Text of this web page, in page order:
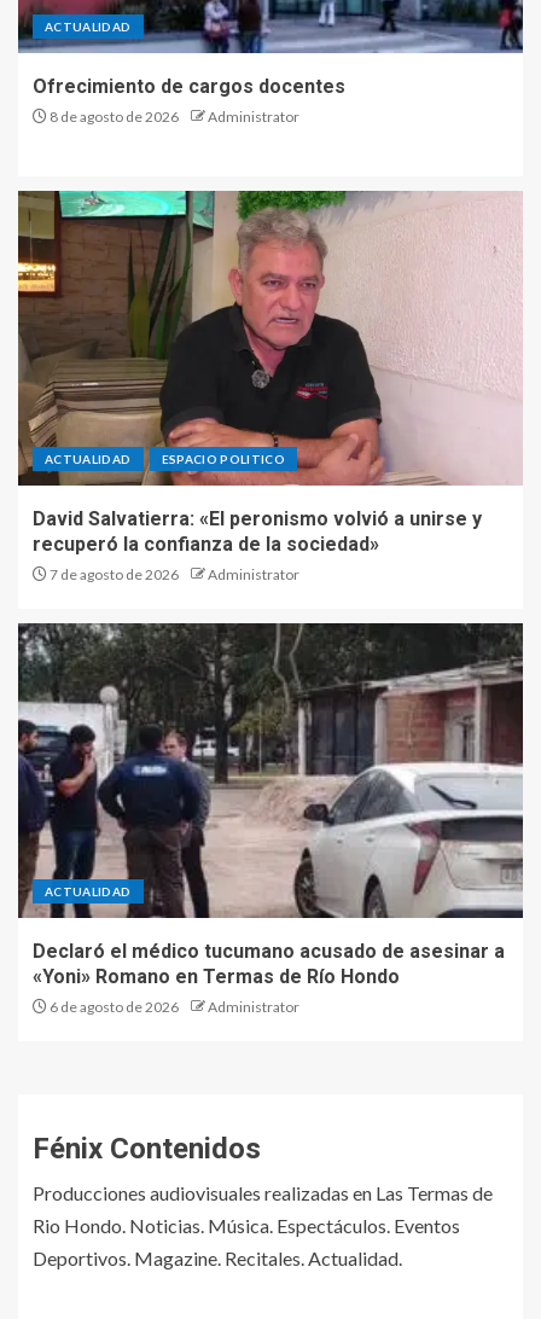
ACTUALIDAD
Ofrecimiento de cargos docentes
8 de agosto de 2026 Administrator
ACTUALIDAD ESPACIO POLITICO
David Salvatierra: «El peronismo volvió a unirse y
recuperó la confianza de la sociedad»
7 de agosto de 2026 Administrator
ACTUALIDAD
Declaró el médico tucumano acusado de asesinar a
«Yoni» Romano en Termas de Río Hondo
6 de agosto de 2026 Administrator
Fénix Contenidos
Producciones audiovisuales realizadas en Las Termas de
Rio Hondo. Noticias. Música. Espectáculos. Eventos
Deportivos. Magazine. Recitales. Actualidad.